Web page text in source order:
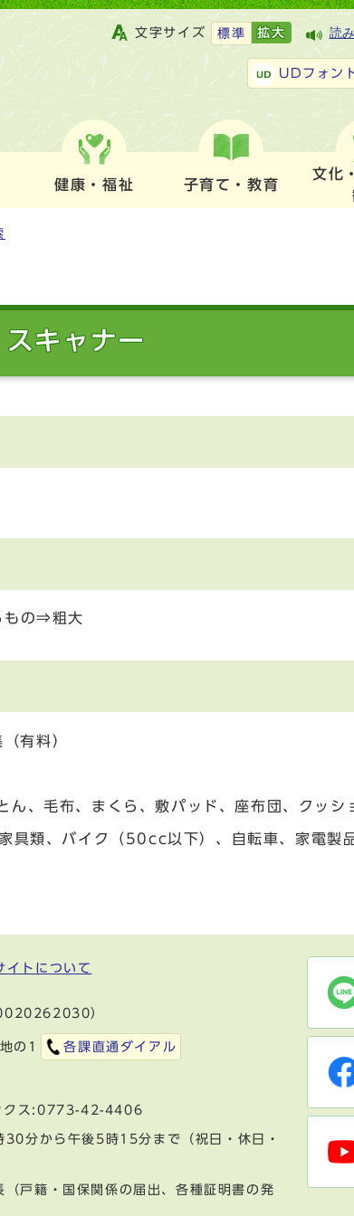
文字サイズ 標準 拡大 読
UDフォン
健康・福祉 子育て・教育
文化
スキャナー
もの⇒粗大
有料）
、毛布、まくら、敷パッド、座布団、クッシ
類、バイク（50cc以下）、自転車、家電製
イトについて
）
の1 各課直通ダイアル
クス:0773-42-4406
分から午後5時15分まで（祝日・休日・
（戸籍・国保関係の届出、各種証明書の発